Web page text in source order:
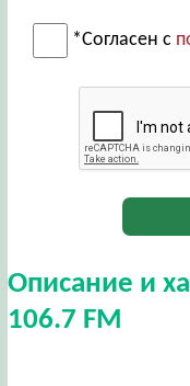
*Согласен с
Описание и
106.7 FM